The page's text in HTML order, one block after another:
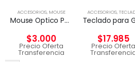
ACCESORIOS, MOUSE
Mouse Optico Philips Cableado SPK7104
$3.000
Precio Oferta
Transferencia
ACCESORIOS,
$17.985
Precio Oferta